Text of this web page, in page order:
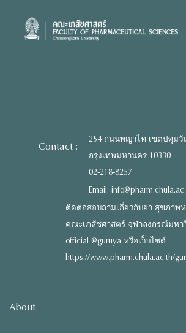
content
Contact :
254 ถนนพญาไท เขตปทุมวั
กรุงเทพมหานคร 10330
02-218-8257
Email:
ติดต่อสอบถามเกี่ยวกับยา สุขภาพ
คณะเภสัชศาสตร์ จุฬาลงกรณ์มหา
official @guruya หรือเว็บไซต์
https://www.pharm.chula.ac.th/
About